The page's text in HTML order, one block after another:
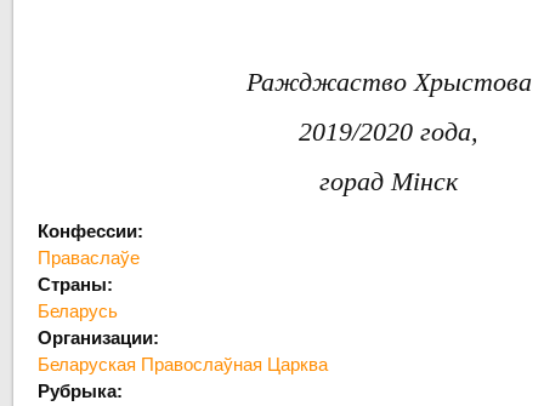
Ражджаство Хрыстова
2019/2020 года,
горад Мінск
Конфессии:
Праваслаўе
Страны:
Беларусь
Организации:
Беларуская Правослаўная Царква
Рубрыка: